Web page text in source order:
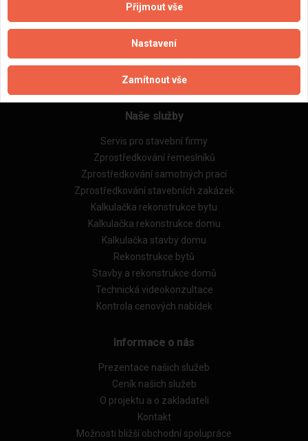
Zásady pro používání souborů cookie
Obchodní podmínky (zprostředkování)
Obchodní podmínky (rozpočtování)
Reference
Naše excelové tabulky online
Naše služby
Servis pro stavební firmy
Zprostředkování řemeslníků
Zprostředkování samotných prací
Zprostředkování stavebních zakázek
Kalkulačka rekonstrukce bytu
Kalkulačka rekonstrukce domu
Kalkulačka stavby domu
Rekonstrukce bytů
Stavby a rekonstrukce domů
Technická videokonzultace
Kontrola cenových nabídek
Informace o nás
Prezentace našich služeb
Ceník našich služeb
O projektu a o zakladateli
Kontakt
Možnosti bližší obchodní spolupráce
Přijmout vše
Nastavení
Zamítnout vše